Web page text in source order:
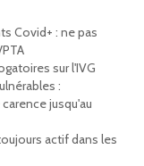
Covid+ : ne pas
sur l'IVG
:
jusqu'au
actif dans les